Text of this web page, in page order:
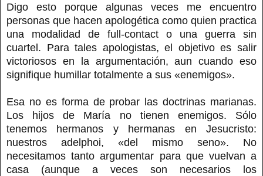
Digo esto porque algunas veces me encuentro
personas que hacen apologética como quien practica
una modalidad de full-contact o una guerra sin
cuartel. Para tales apologistas, el objetivo es salir
victoriosos en la argumentación, aun cuando eso
signifique humillar totalmente a sus «enemigos».
Esa no es forma de probar las doctrinas marianas.
Los hijos de María no tienen enemigos. Sólo
tenemos hermanos y hermanas en Jesucristo:
nuestros adelphoi, «del mismo seno». No
necesitamos tanto argumentar para que vuelvan a
casa (aunque a veces son necesarios los